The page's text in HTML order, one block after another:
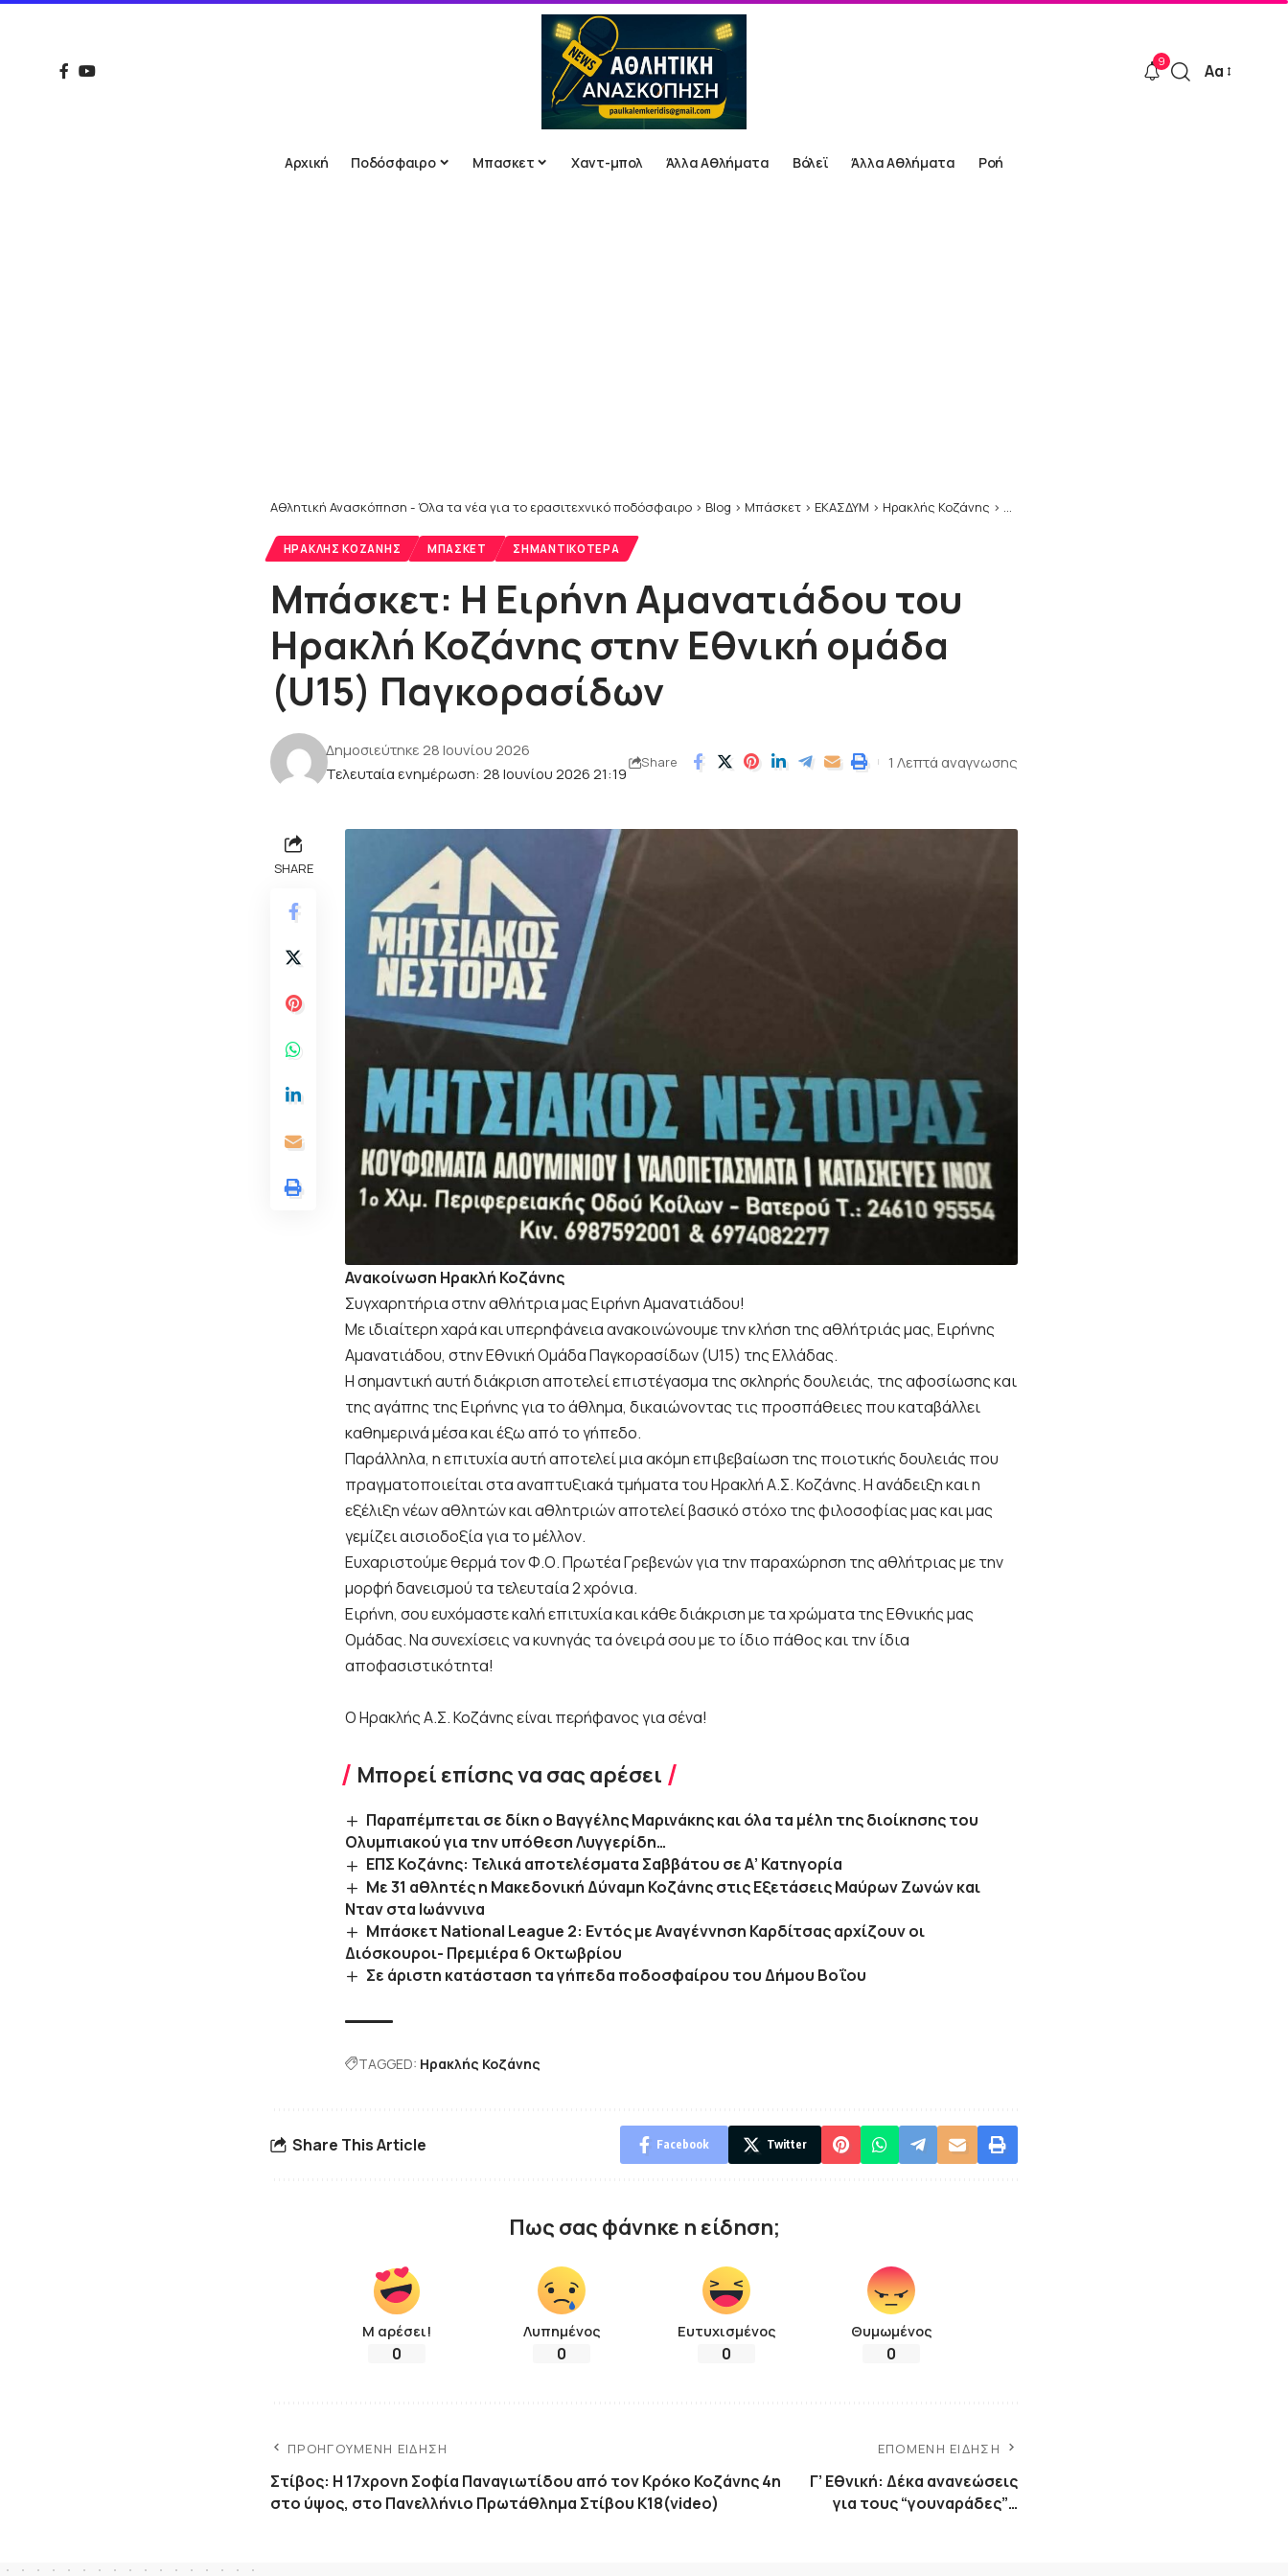
9
Font
Αα
Αρχική Ποδόσφαιρο Μπασκετ Χαντ-μπολ Άλλα Αθλήματα Βόλεϊ Άλλα Αθλήματα Ροή
Αθλητική Ανασκόπηση - Όλα τα νέα για το ερασιτεχνικό ποδόσφαιρο > Blog > Μπάσκετ > ΕΚΑΣΔΥΜ > Ηρακλής Κοζάνης > Μπάσκετ: Η Ειρήνη Αμανατιάδου του Ηρακλή
ΗΡΑΚΛΉΣ ΚΟΖΆΝΗΣ ΜΠΆΣΚΕΤ ΣΗΜΑΝΤΙΚΌΤΕΡΑ
Μπάσκετ: Η Ειρήνη Αμανατιάδου του
Ηρακλή Κοζάνης στην Εθνική ομάδα
(U15) Παγκορασίδων
Τελευταία ενημέρωση: 28 Ιουνίου 2026 21:19
Δημοσιεύτηκε 28 Ιουνίου 2026
Share 1 Λεπτά αναγνωσης
SHARE
Ανακοίνωση Ηρακλή Κοζάνης
Συγχαρητήρια στην αθλήτρια μας Ειρήνη Αμανατιάδου!
Με ιδιαίτερη χαρά και υπερηφάνεια ανακοινώνουμε την κλήση της αθλήτριάς μας, Ειρήνης
Αμανατιάδου, στην Εθνική Ομάδα Παγκορασίδων (U15) της Ελλάδας.
Η σημαντική αυτή διάκριση αποτελεί επιστέγασμα της σκληρής δουλειάς, της αφοσίωσης και
της αγάπης της Ειρήνης για το άθλημα, δικαιώνοντας τις προσπάθειες που καταβάλλει
καθημερινά μέσα και έξω από το γήπεδο.
Παράλληλα, η επιτυχία αυτή αποτελεί μια ακόμη επιβεβαίωση της ποιοτικής δουλειάς που
πραγματοποιείται στα αναπτυξιακά τμήματα του Ηρακλή Α.Σ. Κοζάνης. Η ανάδειξη και η
εξέλιξη νέων αθλητών και αθλητριών αποτελεί βασικό στόχο της φιλοσοφίας μας και μας
γεμίζει αισιοδοξία για το μέλλον.
Ευχαριστούμε θερμά τον Φ.Ο. Πρωτέα Γρεβενών για την παραχώρηση της αθλήτριας με την
μορφή δανεισμού τα τελευταία 2 χρόνια.
Ειρήνη, σου ευχόμαστε καλή επιτυχία και κάθε διάκριση με τα χρώματα της Εθνικής μας
Ομάδας. Να συνεχίσεις να κυνηγάς τα όνειρά σου με το ίδιο πάθος και την ίδια
αποφασιστικότητα!
Ο Ηρακλής Α.Σ. Κοζάνης είναι περήφανος για σένα!
Μπορεί επίσης να σας αρέσει
Παραπέμπεται σε δίκη ο Βαγγέλης Μαρινάκης και όλα τα μέλη της διοίκησης του
Ολυμπιακού για την υπόθεση Λυγγερίδη…
ΕΠΣ Κοζάνης: Τελικά αποτελέσματα Σαββάτου σε Α’ Κατηγορία
Με 31 αθλητές η Μακεδονική Δύναμη Κοζάνης στις Εξετάσεις Μαύρων Ζωνών και
Νταν στα Ιωάννινα
Μπάσκετ National League 2: Εντός με Αναγέννηση Καρδίτσας αρχίζουν οι
Διόσκουροι- Πρεμιέρα 6 Οκτωβρίου
Σε άριστη κατάσταση τα γήπεδα ποδοσφαίρου του Δήμου Βοΐου
TAGGED: Ηρακλής Κοζάνης
Share This Article Facebook Twitter
Πως σας φάνηκε η είδηση;
Μ αρέσει!
0
Λυπημένος
0
Ευτυχισμένος
0
Θυμωμένος
0
ΠΡΟΗΓΟΎΜΕΝΗ ΕΊΔΗΣΗ
Στίβος: Η 17χρονη Σοφία Παναγιωτίδου από τον Κρόκο Κοζάνης 4η
στο ύψος, στο Πανελλήνιο Πρωτάθλημα Στίβου Κ18(video)
ΕΠΌΜΕΝΗ ΕΊΔΗΣΗ
Γ’ Εθνική: Δέκα ανανεώσεις
για τους “γουναράδες”…